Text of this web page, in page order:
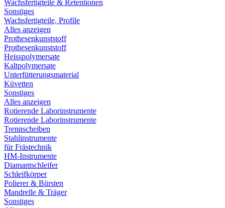
Wachsfertigteile & Retentionen
Sonstiges
Wachsfertigteile, Profile
Alles anzeigen
Prothesenkunststoff
Prothesenkunststoff
Heisspolymersate
Kaltpolymersate
Unterfütterungsmaterial
Küvetten
Sonstiges
Alles anzeigen
Rotierende Laborinstrumente
Rotierende Laborinstrumente
Trennscheiben
Stahlinstrumente
für Frästechnik
HM-Instrumente
Diamantschleifer
Schleifkörper
Polierer & Bürsten
Mandrelle & Träger
Sonstiges